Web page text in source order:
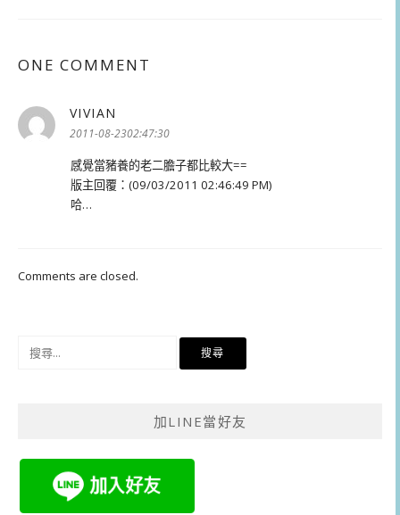
ONE COMMENT
VIVIAN
示:
2011-08-2302:47:30
感覺當豬養的老二膽子都比較大==
版主回覆：(09/03/2011 02:46:49 PM)
哈…
Comments are closed.
加LINE當好友